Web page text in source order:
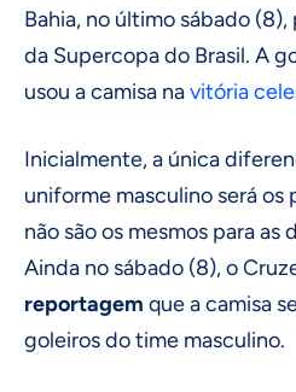
Bahia, no último sábado
da Supercopa do Brasil. A
usou a camisa navitória
Inicialmente, a única
uniforme masculino será os
não são os mesmos para as
Ainda no sábado (8), o
reportagem que a camisa
goleiros do time masculino.